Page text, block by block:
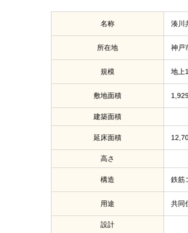
名称 湊川
所在地 神戸
規模 地上
敷地面積
建築面積
延床面積
高さ
構造 鉄筋
用途 共同
設計